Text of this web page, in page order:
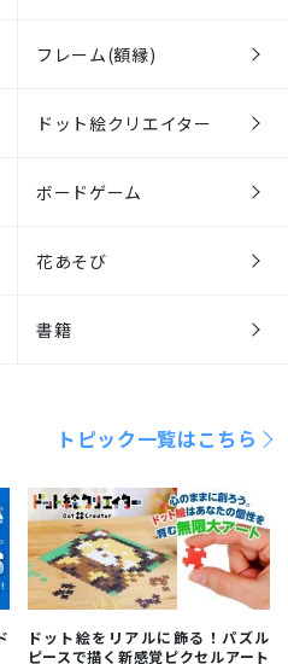
フレーム(額縁)
ドット絵クリエイター
ボードゲーム
花あそび
書籍
トピック一覧はこちら
ドット絵をリアルに飾る！パズル
ピースで描く新感覚ピクセルアート